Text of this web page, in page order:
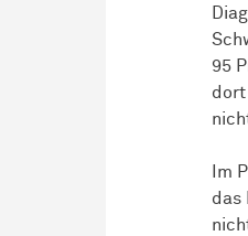
95
dort
Im
das